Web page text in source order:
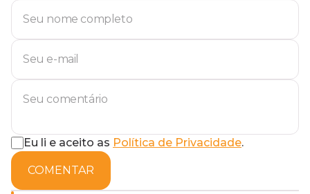
Eu li e aceito as Política de Privacidade.
COMENTAR